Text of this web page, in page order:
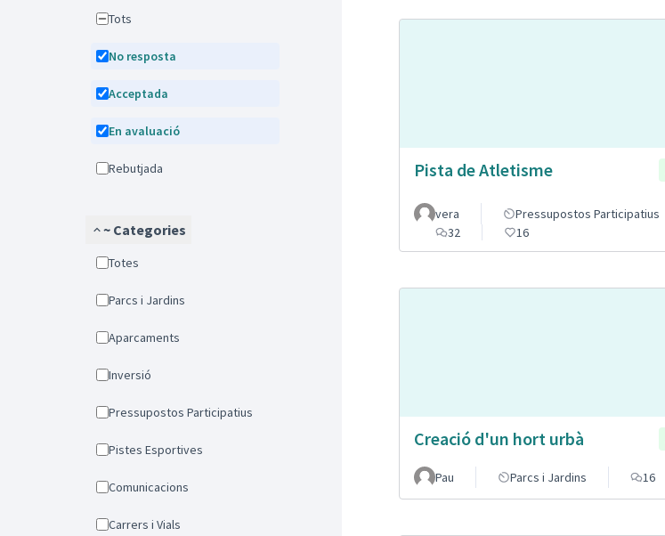
Tots
No resposta
Acceptada
En avaluació
Rebutjada
~ Categories
Totes
Parcs i Jardins
Aparcaments
Inversió
Pressupostos Participatius
Pistes Esportives
Comunicacions
Carrers i Vials
Pista de Atletisme
vera
Pressupostos Participatius
32
16
Creació d'un hort urbà
Pau Parcs i Jardins 16